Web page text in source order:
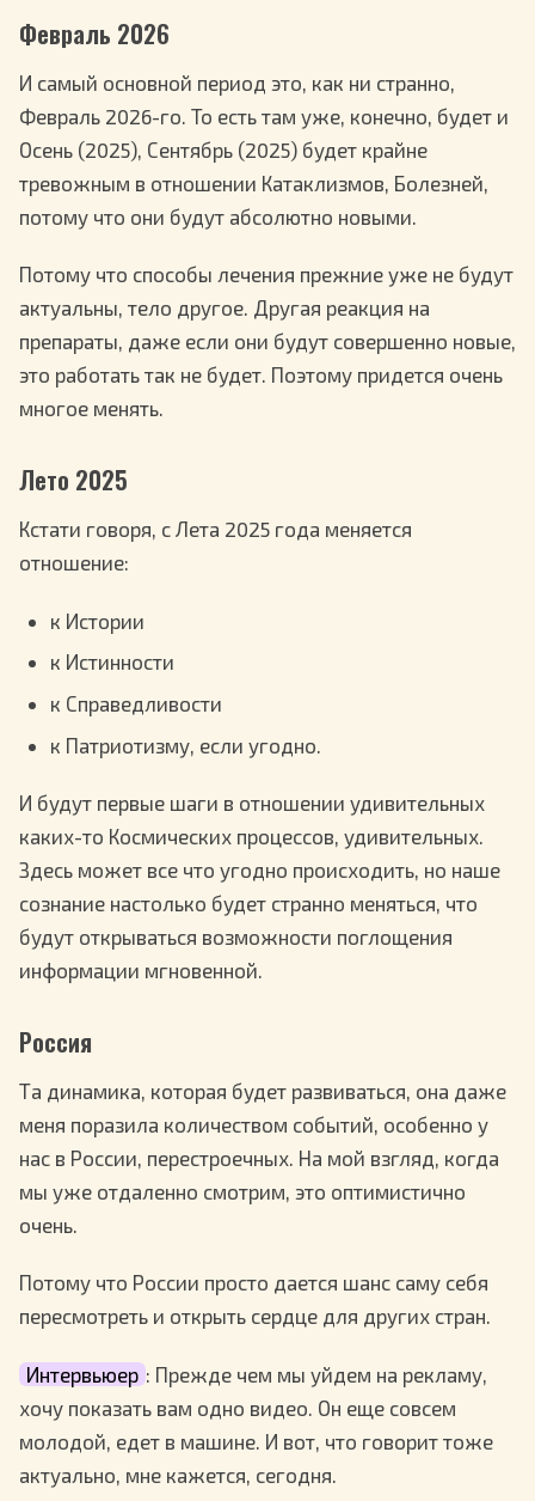
Февраль 2026
И самый основной период это, как ни странно,
Февраль 2026-го. То есть там уже, конечно, будет и
Осень (2025), Сентябрь (2025) будет крайне
тревожным в отношении Катаклизмов, Болезней,
потому что они будут абсолютно новыми.
Потому что способы лечения прежние уже не будут
актуальны, тело другое. Другая реакция на
препараты, даже если они будут совершенно новые,
это работать так не будет. Поэтому придется очень
многое менять.
Лето 2025
Кстати говоря, с Лета 2025 года меняется
отношение:
к Истории
к Истинности
к Справедливости
к Патриотизму, если угодно.
И будут первые шаги в отношении удивительных
каких-то Космических процессов, удивительных.
Здесь может все что угодно происходить, но наше
сознание настолько будет странно меняться, что
будут открываться возможности поглощения
информации мгновенной.
Россия
Та динамика, которая будет развиваться, она даже
меня поразила количеством событий, особенно у
нас в России, перестроечных. На мой взгляд, когда
мы уже отдаленно смотрим, это оптимистично
очень.
Потому что России просто дается шанс саму себя
пересмотреть и открыть сердце для других стран.
Интервьюер : Прежде чем мы уйдем на рекламу,
хочу показать вам одно видео. Он еще совсем
молодой, едет в машине. И вот, что говорит тоже
актуально, мне кажется, сегодня.